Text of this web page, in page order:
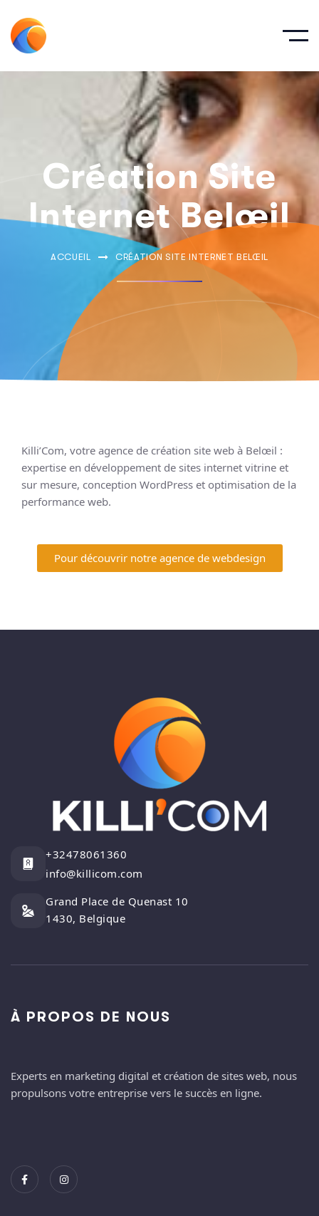
Création Site
Internet Belœil
ACCUEIL CRÉATION SITE INTERNET BELŒIL
Killi’Com, votre agence de création site web à Belœil :
expertise en développement de sites internet vitrine et
sur mesure, conception WordPress et optimisation de la
performance web.
Pour découvrir notre agence de webdesign
+32478061360
info@killicom.com
Grand Place de Quenast 10
1430, Belgique
À PROPOS DE NOUS
Experts en marketing digital et création de sites web, nous
propulsons votre entreprise vers le succès en ligne.